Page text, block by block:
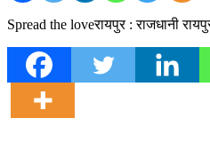
Spread the loveरायपुर : राजधानी